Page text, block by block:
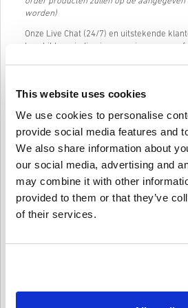
This website uses cookies
We use cookies to personalise
provide social media features and
We also share information about
our social media, advertising and
may combine it with other
provided to them or that they’ve
of their services.
worden)
Onze Live Chat (24/7) en uitstekende
beschikbaar indien je nog enige vragen
formulieren of enquêtes die je hoeft in de
PLAYSTATION NETWORK CARD 35 EUR
zo snel en simpel maakt.
Hoe het werkt op Livecards.net
Voorwaarden
voorraad zijn direct geleverd